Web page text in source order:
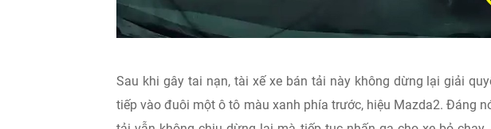
Sau khi gây tai nạn, tài xế xe bán tải này không dừng lại giải
tiếp vào đuôi một ô tô màu xanh phía trước, hiệu Mazda2. Đáng